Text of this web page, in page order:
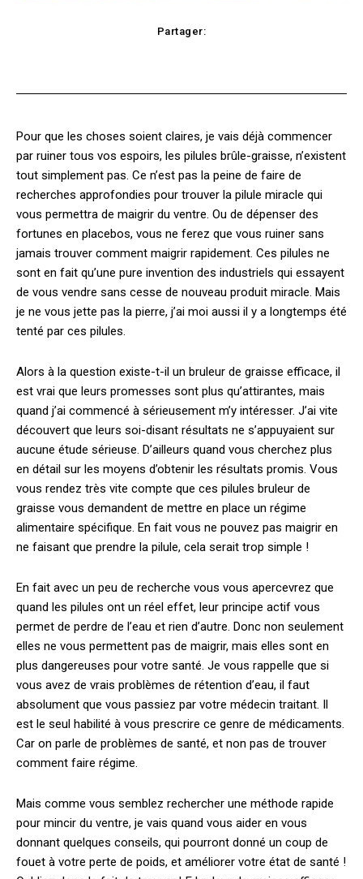
Partager:
Pour que les choses soient claires, je vais déjà commencer
par ruiner tous vos espoirs, les pilules brûle-graisse, n’existent
tout simplement pas. Ce n’est pas la peine de faire de
recherches approfondies pour trouver la pilule miracle qui
vous permettra de maigrir du ventre. Ou de dépenser des
fortunes en placebos, vous ne ferez que vous ruiner sans
jamais trouver comment maigrir rapidement. Ces pilules ne
sont en fait qu’une pure invention des industriels qui essayent
de vous vendre sans cesse de nouveau produit miracle. Mais
je ne vous jette pas la pierre, j’ai moi aussi il y a longtemps été
tenté par ces pilules.
Alors à la question existe-t-il un bruleur de graisse efficace, il
est vrai que leurs promesses sont plus qu’attirantes, mais
quand j’ai commencé à sérieusement m’y intéresser. J’ai vite
découvert que leurs soi-disant résultats ne s’appuyaient sur
aucune étude sérieuse. D’ailleurs quand vous cherchez plus
en détail sur les moyens d’obtenir les résultats promis. Vous
vous rendez très vite compte que ces pilules bruleur de
graisse vous demandent de mettre en place un régime
alimentaire spécifique. En fait vous ne pouvez pas maigrir en
ne faisant que prendre la pilule, cela serait trop simple !
En fait avec un peu de recherche vous vous apercevrez que
quand les pilules ont un réel effet, leur principe actif vous
permet de perdre de l’eau et rien d’autre. Donc non seulement
elles ne vous permettent pas de maigrir, mais elles sont en
plus dangereuses pour votre santé. Je vous rappelle que si
vous avez de vrais problèmes de rétention d’eau, il faut
absolument que vous passiez par votre médecin traitant. Il
est le seul habilité à vous prescrire ce genre de médicaments.
Car on parle de problèmes de santé, et non pas de trouver
comment faire régime.
Mais comme vous semblez rechercher une méthode rapide
pour mincir du ventre, je vais quand vous aider en vous
donnant quelques conseils, qui pourront donné un coup de
fouet à votre perte de poids, et améliorer votre état de santé !